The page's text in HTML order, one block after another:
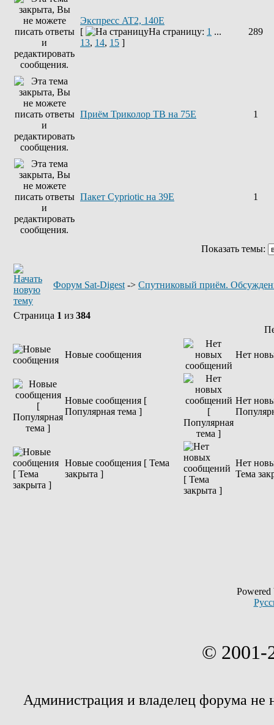
Экспресс AT2, 140E
[
На страницу: 1 ...
13, 14, 15 ]
289
Приём Триколор ТВ на 75Е 1
Пакет Cypriotic на 39Е 1
Показать темы:
Форум Sat-Digest -> Спутниковый приём.
Страница 1 из 384
Новые сообщения Нет
Новые сообщения [
Популярная тема ]
Нет
Новые сообщения [ Тема
закрыта ]
Нет
Тема
© 2001-
Администрация и владелец форума не